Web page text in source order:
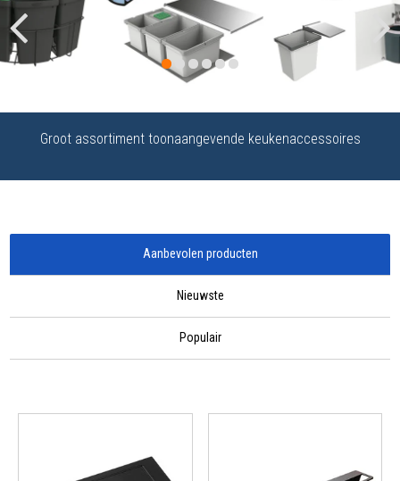
Groot assortiment toonaangevende keukenaccessoires
Aanbevolen producten
Nieuwste
Populair